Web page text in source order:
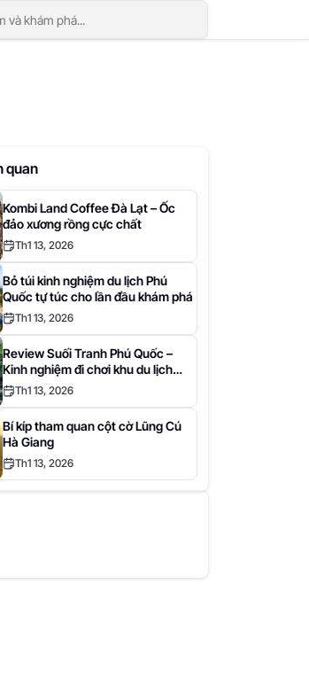
quan
Kombi Land Coffee Đà Lạt – Ốc
đảo xương rồng cực chất
Th1 13, 2026
Bỏ túi kinh nghiệm du lịch Phú
Quốc tự túc cho lần đầu khám phá
Th1 13, 2026
Review Suối Tranh Phú Quốc –
Kinh nghiệm đi chơi khu du lịch
Suối Tranh
Th1 13, 2026
Bí kíp tham quan cột cờ Lũng Cú
Hà Giang
Th1 13, 2026